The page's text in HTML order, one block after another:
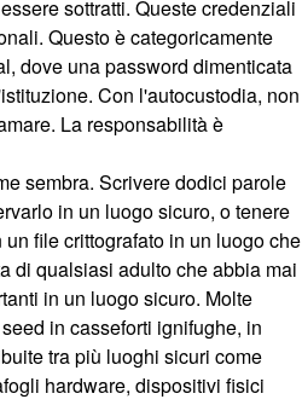
sottratti. Queste credenziali
Questo è categoricamente
dove una password dimenticata
Con l'autocustodia, non
La responsabilità è
sembra. Scrivere dodici parole
in un luogo sicuro, o tenere
file crittografato in un luogo che
di qualsiasi adulto che abbia mai
in un luogo sicuro. Molte
in casseforti ignifughe, in
tra più luoghi sicuri come
hardware, dispositivi fisici